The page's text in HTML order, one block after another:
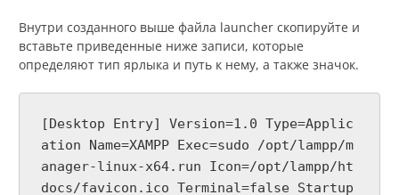
Внутри созданного выше файла launcher скопируйте и
вставьте приведенные ниже записи, которые
определяют тип ярлыка и путь к нему, а также значок.
[Desktop Entry] Version=1.0 Type=Applic
ation Name=XAMPP Exec=sudo /opt/lampp/m
anager-linux-x64.run Icon=/opt/lampp/ht
docs/favicon.ico Terminal=false Startup